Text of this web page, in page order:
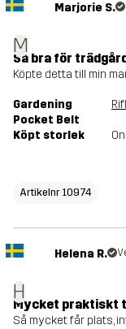
M
Marjorie S.
Så bra för
Köpte detta till min
Gardening
Pocket Belt
Köpt storlek
Artikelnr 10974
H
Helena R.
Mycket praktiskt
Så mycket får plats,